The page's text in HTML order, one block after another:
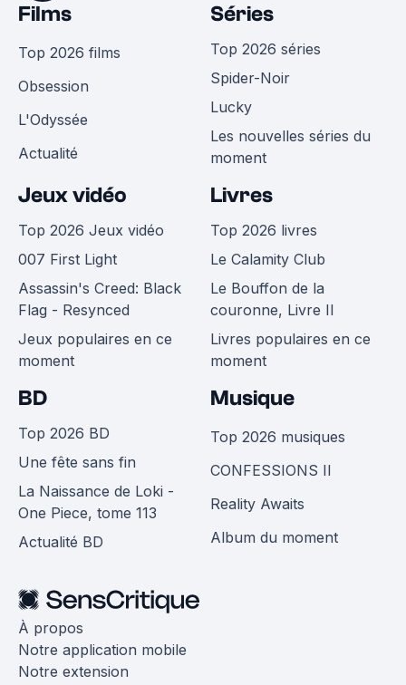
Films
Top 2026 films
Obsession
L'Odyssée
Actualité
Séries
Top 2026 séries
Spider-Noir
Lucky
Les nouvelles séries du
moment
Jeux vidéo
Top 2026 Jeux vidéo
007 First Light
Assassin's Creed: Black
Flag - Resynced
Jeux populaires en ce
moment
Livres
Top 2026 livres
Le Calamity Club
Le Bouffon de la
couronne, Livre II
Livres populaires en ce
moment
BD
Top 2026 BD
Une fête sans fin
La Naissance de Loki -
One Piece, tome 113
Actualité BD
Musique
Top 2026 musiques
CONFESSIONS II
Reality Awaits
Album du moment
À propos
Notre application mobile
Notre extension